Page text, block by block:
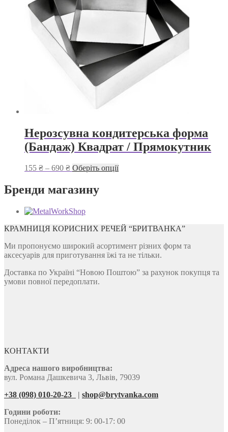
вибрати
сторінці
Нерозсувна кондитерська форма
(Бандаж) Квадрат / Прямокутник
155 ₴ – 690 ₴Діапазон
від
155 ₴
690 ₴
Оберіть опціїЦей
можна
вибрати
сторінці
товару
Бренди магазину
КРАМНИЦЯ КОРИСНИХ РЕЧЕЙ “БРИТВАНКА”
Ми пропонуємо широкий асортимент різних форм та
аксесуарів для приготування їжі та не тільки.
Доставка по Україні “Новою Поштою” за рахунок покупця та
умови повної передоплати.
КОНТАКТИ
Адреса нашого виробництва:
вул. Романа Дашкевича 3, Львів, 79039
+38 (098) 010-20-23
| shop@brytvanka.com
Години роботи:
Понеділок – П’ятниця: 9: 00-17: 00